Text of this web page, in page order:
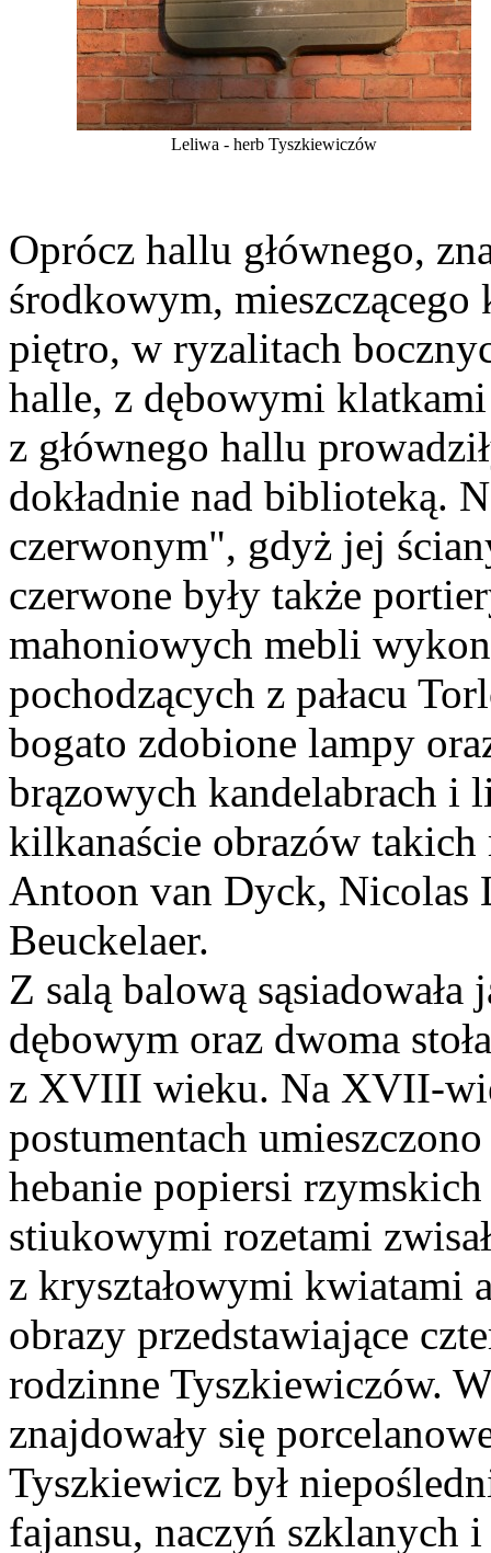
Leliwa - herb Tyszkiewiczów
Oprócz hallu głównego,
środkowym, mieszczącego
piętro, w ryzalitach
halle, z dębowymi
z głównego hallu
dokładnie nad biblioteką.
czerwonym", gdyż jej
czerwone były także
mahoniowych mebli
pochodzących z pałacu
bogato zdobione lampy
brązowych kandelabrach i
kilkanaście obrazów takich
Antoon van Dyck, Nicolas
Beuckelaer.
Z salą balową sąsiadowała
dębowym oraz dwoma
z XVIII wieku. Na XVII-
postumentach
hebanie popiersi
stiukowymi rozetami
z kryształowymi kwiatami
obrazy przedstawiające
rodzinne Tyszkiewiczów.
znajdowały się
Tyszkiewicz był
fajansu, naczyń szklanych